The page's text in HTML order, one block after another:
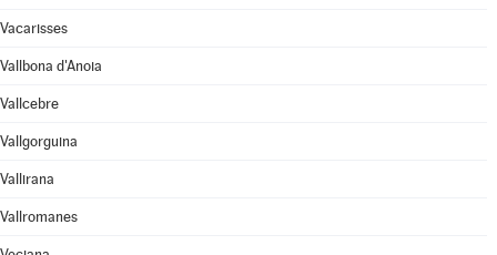
Vacarisses
Vallbona d'Anoia
Vallcebre
Vallgorguina
Vallirana
Vallromanes